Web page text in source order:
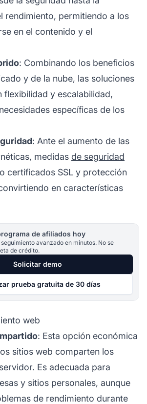
rendimiento, permitiendo a los
en el contenido y el
: Combinando los beneficios
y de la nube, las soluciones
flexibilidad y escalabilidad,
específicas de los
: Ante el aumento de las
medidas de seguridad
certificados SSL y protección
en características
de afiliados hoy
avanzado en minutos. No se
de crédito.
Solicitar demo
prueba gratuita de 30 días
web
: Esta opción económica
sitios web comparten los
Es adecuada para
y sitios personales, aunque
de rendimiento durante